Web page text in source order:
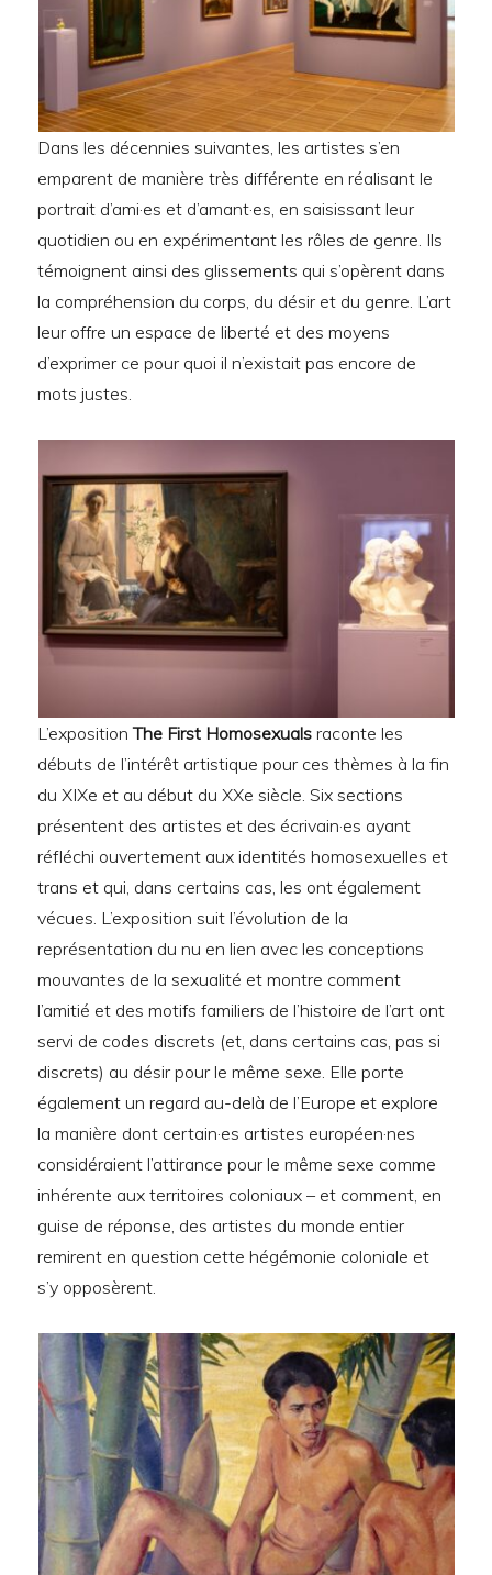
Dans les décennies suivantes, les artistes s’en
emparent de manière très différente en réalisant le
portrait d’ami·es et d’amant·es, en saisissant leur
quotidien ou en expérimentant les rôles de genre. Ils
témoignent ainsi des glissements qui s’opèrent dans
la compréhension du corps, du désir et du genre. L’art
leur offre un espace de liberté et des moyens
d’exprimer ce pour quoi il n’existait pas encore de
mots justes.
L’expositionThe First Homosexuals raconte les
débuts de l’intérêt artistique pour ces thèmes à la fin
du XIXe et au début du XXe siècle. Six sections
présentent des artistes et des écrivain·es ayant
réfléchi ouvertement aux identités homosexuelles et
trans et qui, dans certains cas, les ont également
vécues. L’exposition suit l’évolution de la
représentation du nu en lien avec les conceptions
mouvantes de la sexualité et montre comment
l’amitié et des motifs familiers de l’histoire de l’art ont
servi de codes discrets (et, dans certains cas, pas si
discrets) au désir pour le même sexe. Elle porte
également un regard au-delà de l’Europe et explore
la manière dont certain·es artistes européen·nes
considéraient l’attirance pour le même sexe comme
inhérente aux territoires coloniaux – et comment, en
guise de réponse, des artistes du monde entier
remirent en question cette hégémonie coloniale et
s’y opposèrent.